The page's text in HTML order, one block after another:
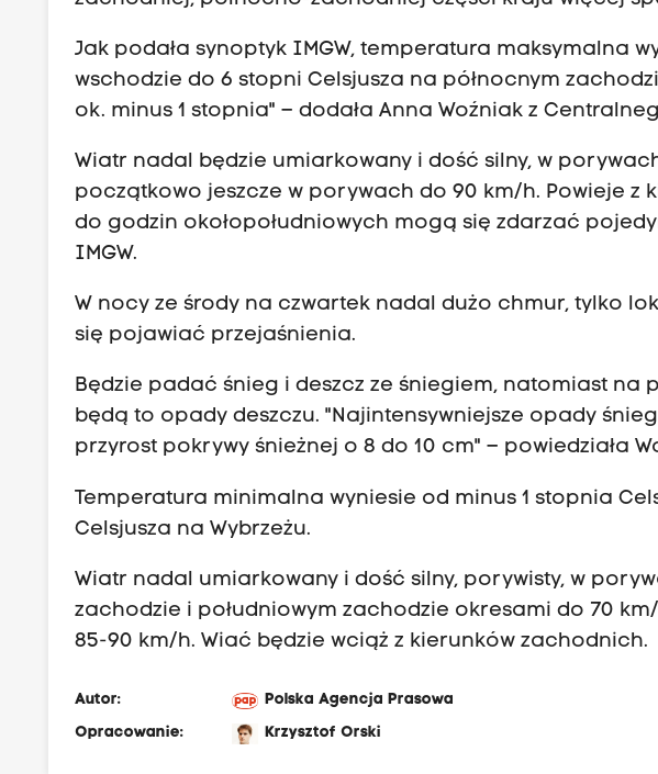
Jak podała synoptyk IMGW, temperatura maksymalna
wschodzie do 6 stopni Celsjusza na północnym
ok. minus 1 stopnia" – dodała Anna Woźniak z
Wiatr nadal będzie umiarkowany i dość silny, w
początkowo jeszcze w porywach do 90 km/h. Powieje z
do godzin okołopołudniowych mogą się zdarzać
IMGW.
W nocy ze środy na czwartek nadal dużo chmur, tylko
się pojawiać przejaśnienia.
Będzie padać śnieg i deszcz ze śniegiem, natomiast na
będą to opady deszczu. "Najintensywniejsze opady
przyrost pokrywy śnieżnej o 8 do 10 cm" – powiedziała
Temperatura minimalna wyniesie od minus 1 stopnia
Celsjusza na Wybrzeżu.
Wiatr nadal umiarkowany i dość silny, porywisty, w
zachodzie i południowym zachodzie okresami do 70
85-90 km/h. Wiać będzie wciąż z kierunków zachodnich.
Autor:
Polska Agencja Prasowa
Opracowanie:
Krzysztof Orski